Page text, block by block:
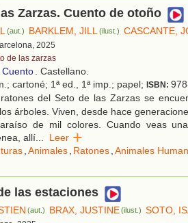
Zarzas. Cuento de otoño
(aut.) BARKLEM, JILL(ilust.) CASCANTE,
2025
de las zarzas
Cuento. Castellano.
cartoné; 1ª ed., 1ª imp.; papel; ISBN:
del Seto de las Zarzas se
árboles. Viven, desde hace
de mil colores. Cuando veas
allí... Leer
,Animales, Ratones,Animales
las estaciones
(aut.) BRAX, JUSTINE(ilust.) SOTO,